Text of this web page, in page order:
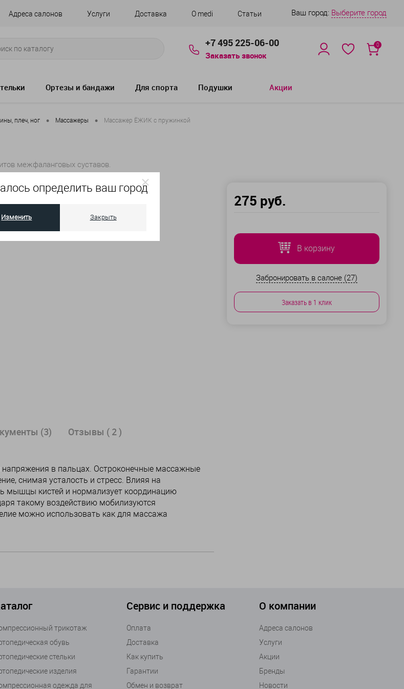
определить ваш город
Изменить Закрыть
Адреса салонов Услуги Доставка О medi Статьи Ваш город: Выберите город
+7 495 225-06-00
Заказать звонок
0
Ортезы и бандажи Для спорта Подушки Акции
плеч, ног • Массажеры • Массажер ЁЖИК с пружинкой
межфаланговых суставов.
(3) Отзывы ( 2 )
в пальцах. Остроконечные массажные
снимая усталость и стресс. Влияя на
мышцы кистей и нормализует координацию
такому воздействию мобилизуются
можно использовать как для массажа
275 руб.
В корзину
Забронировать в салоне (27)
Заказать в 1 клик
трикотаж
обувь
стельки
изделия
одежда для
Сервис и поддержка
Оплата
Доставка
Как купить
Гарантии
Обмен и возврат
О компании
Адреса салонов
Услуги
Акции
Бренды
Новости